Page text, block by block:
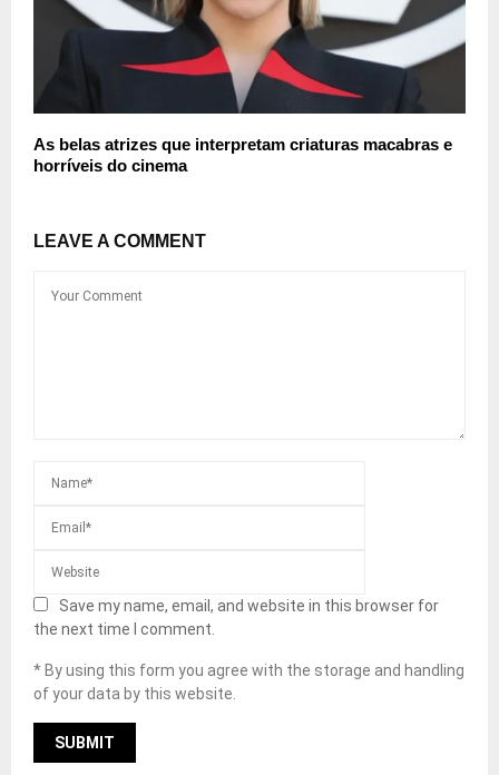
As belas atrizes que interpretam criaturas macabras e
horríveis do cinema
LEAVE A COMMENT
Save my name, email, and website in this browser for
the next time I comment.
* By using this form you agree with the storage and handling
of your data by this website.